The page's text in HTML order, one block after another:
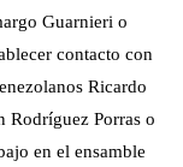
Guarnieri o
contacto con
Ricardo
Rodríguez Porras o
en el ensamble